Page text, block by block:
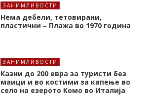
ЗАНИМЛИВОСТИ
Нема дебели, тетовирани,
пластични – Плажа во 1970 година
ЗАНИМЛИВОСТИ
Казни до 200 евра за туристи без
маици и во костими за капење во
село на езерото Комо во Италија